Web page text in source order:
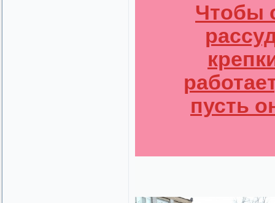
Чтобы
пусть